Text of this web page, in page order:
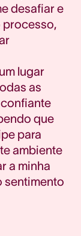
desafiar e
processo,
lugar
as
que
para
ambiente
a minha
sentimento